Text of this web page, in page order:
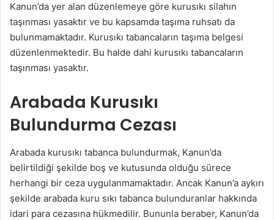
Kanun’da yer alan düzenlemeye göre kurusıkı silahın
taşınması yasaktır ve bu kapsamda taşıma ruhsatı da
bulunmamaktadır. Kurusıkı tabancaların taşıma belgesi
düzenlenmektedir. Bu halde dahi kurusıkı tabancaların
taşınması yasaktır.
Arabada Kurusıkı
Bulundurma Cezası
Arabada kurusıkı tabanca bulundurmak, Kanun’da
belirtildiği şekilde boş ve kutusunda olduğu sürece
herhangi bir ceza uygulanmamaktadır. Ancak Kanun’a aykırı
şekilde arabada kuru sıkı tabanca bulunduranlar hakkında
idari para cezasına hükmedilir. Bununla beraber, Kanun’da